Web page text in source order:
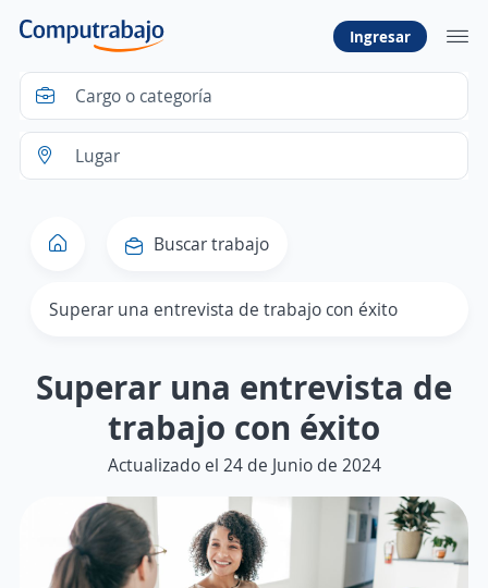
Ingresar
Buscar trabajo
Superar una entrevista de trabajo con éxito
Superar una entrevista de
trabajo con éxito
Actualizado el 24 de Junio de 2024